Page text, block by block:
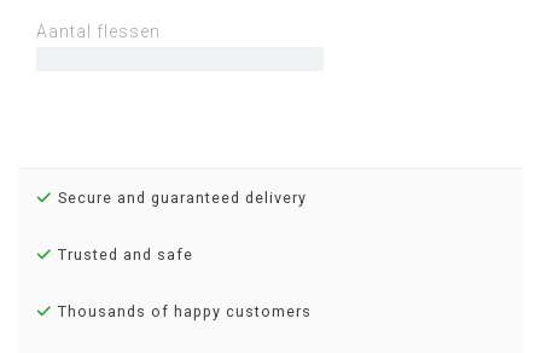
Aantal flessen
Secure and guaranteed delivery
Trusted and safe
Thousands of happy customers